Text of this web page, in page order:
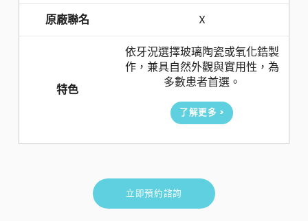
原廠聯名 X
特色
依牙況選擇玻璃陶瓷或氧化鋯製
作，兼具自然外觀與實用性，為
多數患者首選。
了解更多 >
立即預約諮詢